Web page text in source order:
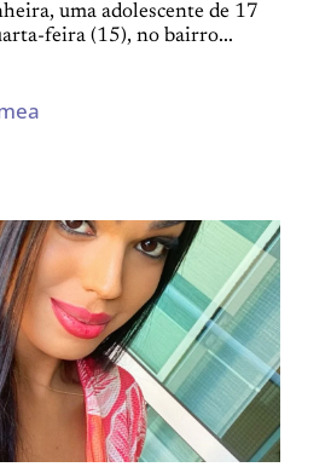
uma adolescente de 17
feira (15), no bairro...